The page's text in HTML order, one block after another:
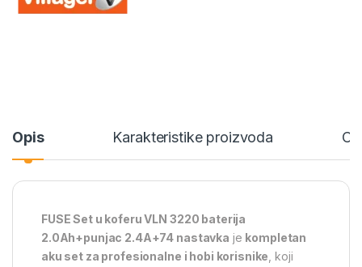
Opis Karakteristike proizvoda
FUSE Set u koferu VLN 3220 baterija
2.0Ah+punjac 2.4A+74 nastavka je kompletan
aku set za profesionalne i hobi korisnike , koji